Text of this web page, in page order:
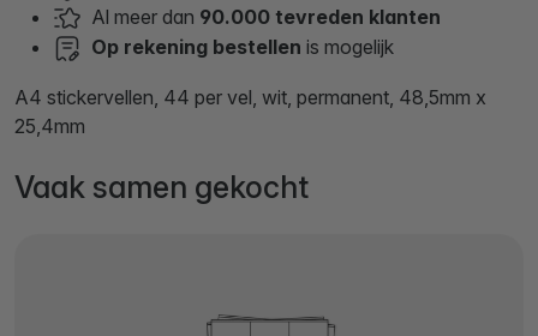
Al meer dan 90.000 tevreden klanten
Op rekening bestellen is mogelijk
A4 stickervellen, 44 per vel, wit, permanent, 48,5mm x
25,4mm
Vaak samen gekocht